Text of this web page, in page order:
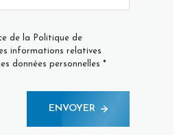
de la Politique de
informations relatives
données personnelles *
ENVOYER